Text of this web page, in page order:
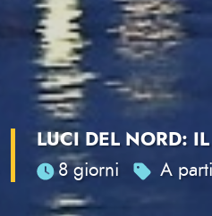
LUCI DEL NORD:
8 giorni
A